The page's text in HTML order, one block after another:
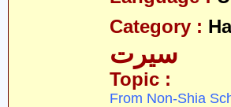
Category :
سیرت
Topic :
From Non-Shia